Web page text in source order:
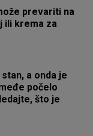
prevariti na
ili krema za
a onda je
počelo
što je